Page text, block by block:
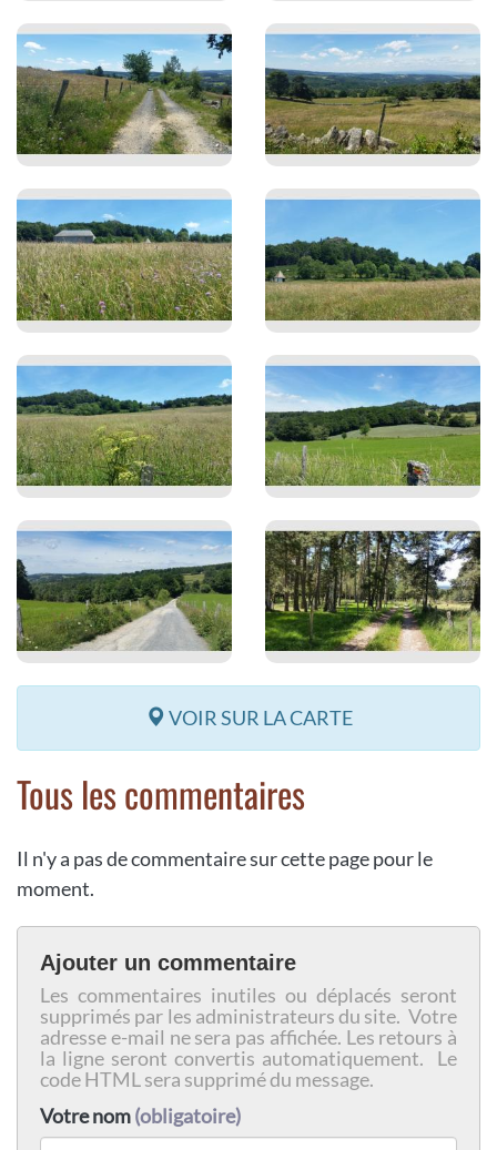
VOIR SUR LA CARTE
Tous les commentaires
Il n'y a pas de commentaire sur cette page pour le
moment.
Ajouter un commentaire
Les commentaires inutiles ou déplacés seront
supprimés par les administrateurs du site. Votre
adresse e-mail ne sera pas affichée. Les retours à
la ligne seront convertis automatiquement. Le
code HTML sera supprimé du message.
Votre nom(obligatoire)